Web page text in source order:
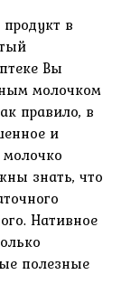
в
Вы
молочком
правило, в
и
знать, что
Нативное
полезные